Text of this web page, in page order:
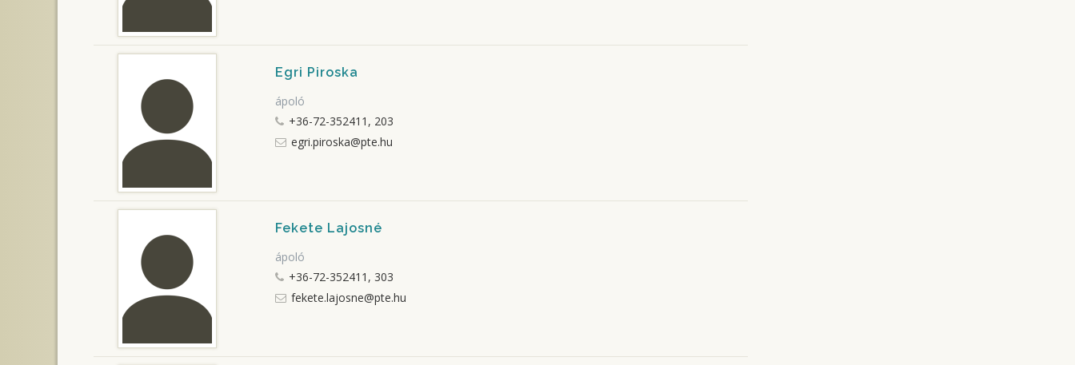
Egri Piroska
ápoló
+36-72-352411, 203
egri.piroska@pte.hu
Fekete Lajosné
ápoló
+36-72-352411, 303
fekete.lajosne@pte.hu